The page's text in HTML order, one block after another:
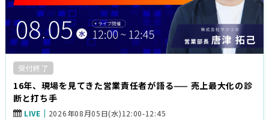
受付終了
16年、現場を見てきた営業責任者が語る—— 売上最大化の診
断と打ち手
LIVE
2026年08月05日(水)12:00-12:45